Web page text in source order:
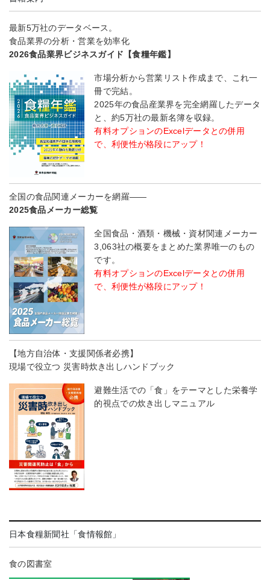
最新5万社のデータベース。
食品業界の分析・営業を効率化
2026食品業界ビジネスガイド【食糧年鑑】
市場分析から営業リスト作成まで、これ一
冊で完結。
2025年の食品産業界を完全網羅したデータ
と、約5万社の最新名簿を収録。
有料オプションのExcelデータとの併用
で、利便性が格段にアップ！
全国の食品関連メーカーを網羅――
2025食品メーカー総覧
全国食品・酒類・機械・資材関連メーカー
3,063社の概要をまとめた業界唯一のもの
です。
有料オプションのExcelデータとの併用
で、利便性が格段にアップ！
【地方自治体・支援関係者必携】
現場で役立つ 災害時炊き出しハンドブック
避難生活での「食」をテーマとした栄養学
的視点での炊き出しマニュアル
日本食糧新聞社「食情報館」
食の図書室